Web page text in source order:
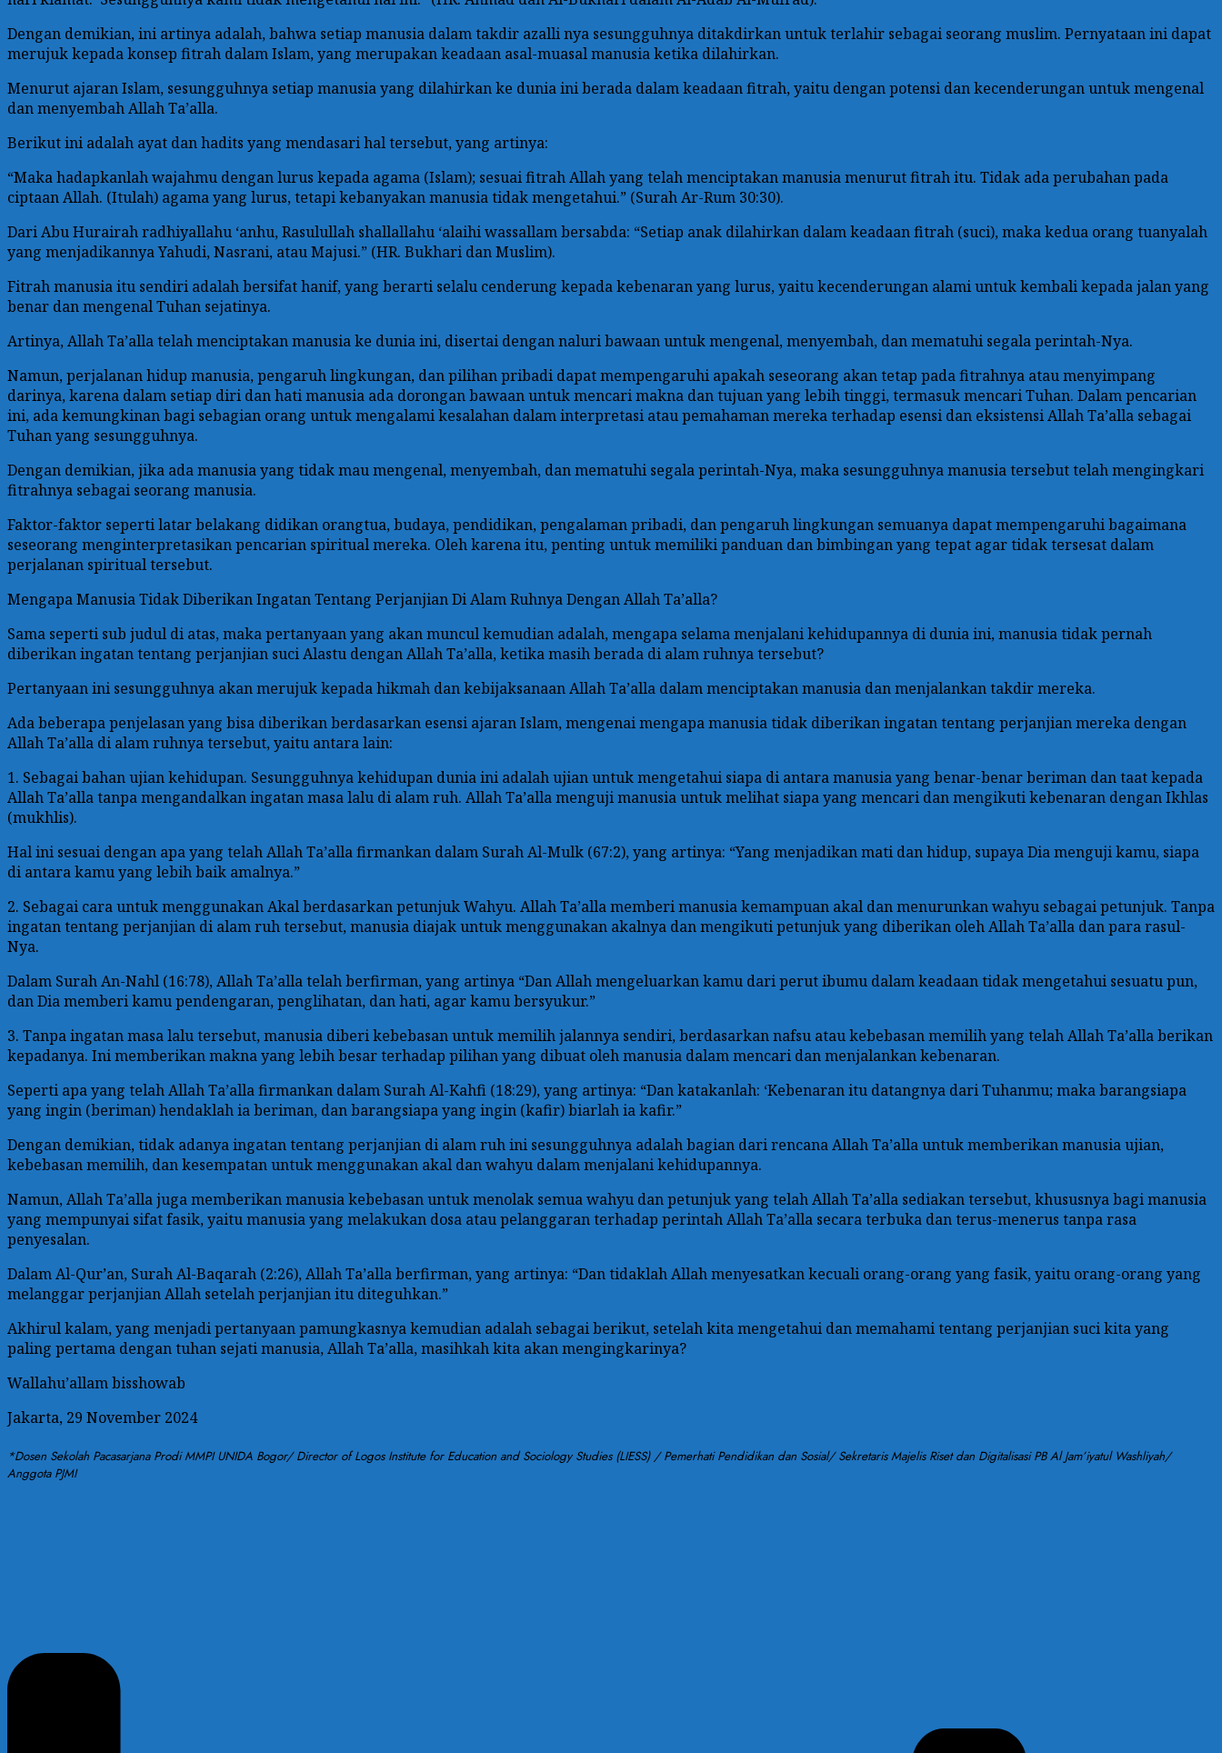
Dengan demikian, ini artinya adalah, bahwa setiap manusia dalam takdir azalli nya sesungguhnya ditakdirkan untuk terlahir sebagai seorang muslim. Pernyataan ini dapat
merujuk kepada konsep fitrah dalam Islam, yang merupakan keadaan asal-muasal manusia ketika dilahirkan.
Menurut ajaran Islam, sesungguhnya setiap manusia yang dilahirkan ke dunia ini berada dalam keadaan fitrah, yaitu dengan potensi dan kecenderungan untuk mengenal
dan menyembah Allah Ta’alla.
Berikut ini adalah ayat dan hadits yang mendasari hal tersebut, yang artinya:
“Maka hadapkanlah wajahmu dengan lurus kepada agama (Islam); sesuai fitrah Allah yang telah menciptakan manusia menurut fitrah itu. Tidak ada perubahan pada
ciptaan Allah. (Itulah) agama yang lurus, tetapi kebanyakan manusia tidak mengetahui.” (Surah Ar-Rum 30:30).
Dari Abu Hurairah radhiyallahu ‘anhu, Rasulullah shallallahu ‘alaihi wassallam bersabda: “Setiap anak dilahirkan dalam keadaan fitrah (suci), maka kedua orang tuanyalah
yang menjadikannya Yahudi, Nasrani, atau Majusi.” (HR. Bukhari dan Muslim).
Fitrah manusia itu sendiri adalah bersifat hanif, yang berarti selalu cenderung kepada kebenaran yang lurus, yaitu kecenderungan alami untuk kembali kepada jalan yang
benar dan mengenal Tuhan sejatinya.
Artinya, Allah Ta’alla telah menciptakan manusia ke dunia ini, disertai dengan naluri bawaan untuk mengenal, menyembah, dan mematuhi segala perintah-Nya.
Namun, perjalanan hidup manusia, pengaruh lingkungan, dan pilihan pribadi dapat mempengaruhi apakah seseorang akan tetap pada fitrahnya atau menyimpang
darinya, karena dalam setiap diri dan hati manusia ada dorongan bawaan untuk mencari makna dan tujuan yang lebih tinggi, termasuk mencari Tuhan. Dalam pencarian
ini, ada kemungkinan bagi sebagian orang untuk mengalami kesalahan dalam interpretasi atau pemahaman mereka terhadap esensi dan eksistensi Allah Ta’alla sebagai
Tuhan yang sesungguhnya.
Dengan demikian, jika ada manusia yang tidak mau mengenal, menyembah, dan mematuhi segala perintah-Nya, maka sesungguhnya manusia tersebut telah mengingkari
fitrahnya sebagai seorang manusia.
Faktor-faktor seperti latar belakang didikan orangtua, budaya, pendidikan, pengalaman pribadi, dan pengaruh lingkungan semuanya dapat mempengaruhi bagaimana
seseorang menginterpretasikan pencarian spiritual mereka. Oleh karena itu, penting untuk memiliki panduan dan bimbingan yang tepat agar tidak tersesat dalam
perjalanan spiritual tersebut.
Mengapa Manusia Tidak Diberikan Ingatan Tentang Perjanjian Di Alam Ruhnya Dengan Allah Ta’alla?
Sama seperti sub judul di atas, maka pertanyaan yang akan muncul kemudian adalah, mengapa selama menjalani kehidupannya di dunia ini, manusia tidak pernah
diberikan ingatan tentang perjanjian suci Alastu dengan Allah Ta’alla, ketika masih berada di alam ruhnya tersebut?
Pertanyaan ini sesungguhnya akan merujuk kepada hikmah dan kebijaksanaan Allah Ta’alla dalam menciptakan manusia dan menjalankan takdir mereka.
Ada beberapa penjelasan yang bisa diberikan berdasarkan esensi ajaran Islam, mengenai mengapa manusia tidak diberikan ingatan tentang perjanjian mereka dengan
Allah Ta’alla di alam ruhnya tersebut, yaitu antara lain:
1. Sebagai bahan ujian kehidupan. Sesungguhnya kehidupan dunia ini adalah ujian untuk mengetahui siapa di antara manusia yang benar-benar beriman dan taat kepada
Allah Ta’alla tanpa mengandalkan ingatan masa lalu di alam ruh. Allah Ta’alla menguji manusia untuk melihat siapa yang mencari dan mengikuti kebenaran dengan Ikhlas
(mukhlis).
Hal ini sesuai dengan apa yang telah Allah Ta’alla firmankan dalam Surah Al-Mulk (67:2), yang artinya: “Yang menjadikan mati dan hidup, supaya Dia menguji kamu, siapa
di antara kamu yang lebih baik amalnya.”
2. Sebagai cara untuk menggunakan Akal berdasarkan petunjuk Wahyu. Allah Ta’alla memberi manusia kemampuan akal dan menurunkan wahyu sebagai petunjuk. Tanpa
ingatan tentang perjanjian di alam ruh tersebut, manusia diajak untuk menggunakan akalnya dan mengikuti petunjuk yang diberikan oleh Allah Ta’alla dan para rasul-
Nya.
Dalam Surah An-Nahl (16:78), Allah Ta’alla telah berfirman, yang artinya “Dan Allah mengeluarkan kamu dari perut ibumu dalam keadaan tidak mengetahui sesuatu pun,
dan Dia memberi kamu pendengaran, penglihatan, dan hati, agar kamu bersyukur.”
3. Tanpa ingatan masa lalu tersebut, manusia diberi kebebasan untuk memilih jalannya sendiri, berdasarkan nafsu atau kebebasan memilih yang telah Allah Ta’alla berikan
kepadanya. Ini memberikan makna yang lebih besar terhadap pilihan yang dibuat oleh manusia dalam mencari dan menjalankan kebenaran.
Seperti apa yang telah Allah Ta’alla firmankan dalam Surah Al-Kahfi (18:29), yang artinya: “Dan katakanlah: ‘Kebenaran itu datangnya dari Tuhanmu; maka barangsiapa
yang ingin (beriman) hendaklah ia beriman, dan barangsiapa yang ingin (kafir) biarlah ia kafir.”
Dengan demikian, tidak adanya ingatan tentang perjanjian di alam ruh ini sesungguhnya adalah bagian dari rencana Allah Ta’alla untuk memberikan manusia ujian,
kebebasan memilih, dan kesempatan untuk menggunakan akal dan wahyu dalam menjalani kehidupannya.
Namun, Allah Ta’alla juga memberikan manusia kebebasan untuk menolak semua wahyu dan petunjuk yang telah Allah Ta’alla sediakan tersebut, khususnya bagi manusia
yang mempunyai sifat fasik, yaitu manusia yang melakukan dosa atau pelanggaran terhadap perintah Allah Ta’alla secara terbuka dan terus-menerus tanpa rasa
penyesalan.
Dalam Al-Qur’an, Surah Al-Baqarah (2:26), Allah Ta’alla berfirman, yang artinya: “Dan tidaklah Allah menyesatkan kecuali orang-orang yang fasik, yaitu orang-orang yang
melanggar perjanjian Allah setelah perjanjian itu diteguhkan.”
Akhirul kalam, yang menjadi pertanyaan pamungkasnya kemudian adalah sebagai berikut, setelah kita mengetahui dan memahami tentang perjanjian suci kita yang
paling pertama dengan tuhan sejati manusia, Allah Ta’alla, masihkah kita akan mengingkarinya?
Wallahu’allam bisshowab
Jakarta, 29 November 2024
*Dosen Sekolah Pacasarjana Prodi MMPI UNIDA Bogor/ Director of Logos Institute for Education and Sociology Studies (LIESS) / Pemerhati Pendidikan dan Sosial/ Sekretaris Majelis Riset dan Digitalisasi PB Al Jam’iyatul Washliyah/
Anggota PJMI